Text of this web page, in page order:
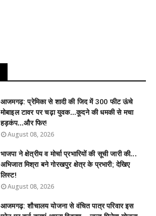
आजमगढ़: प्रेमिका से शादी की जिद में 300 फीट ऊंचे
मोबाइल टावर पर चढ़ा युवक...कूदने की धमकी से मचा
हड़कंप...और फिर!
August 08, 2026
भाजपा ने क्षेत्रीय व मोर्चा प्रभारियों की सूची जारी की...
अभिजात मिश्रा बने गोरखपुर क्षेत्र के प्रभारी; देखिए
लिस्ट!
August 08, 2026
आजमगढ़: शौचालय योजना से वंचित पात्र परिवार इस